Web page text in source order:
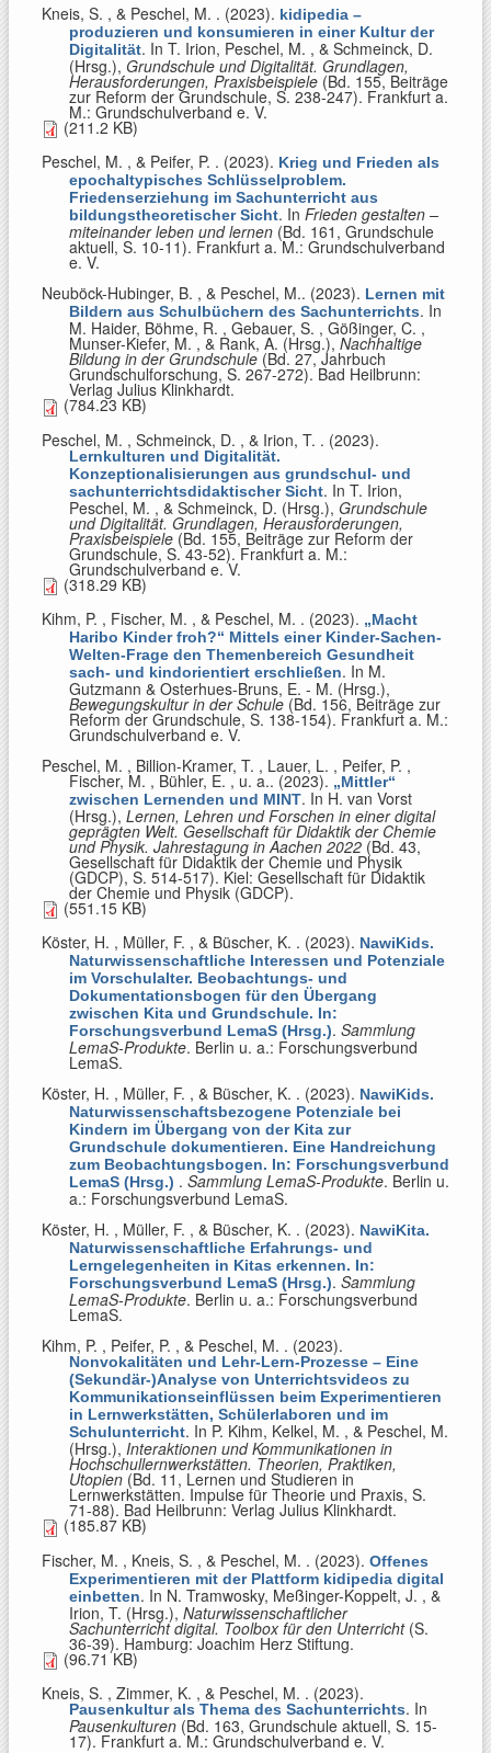
Kneis, S. , & Peschel, M. . (2023). kidipedia –
produzieren und konsumieren in einer Kultur der
Digitalität. In T. Irion, Peschel, M. , & Schmeinck, D.
(Hrsg.), Grundschule und Digitalität. Grundlagen,
Herausforderungen, Praxisbeispiele (Bd. 155, Beiträge
zur Reform der Grundschule, S. 238-247). Frankfurt a.
M.: Grundschulverband e. V.
(211.2 KB)
Peschel, M. , & Peifer, P. . (2023). Krieg und Frieden als
epochaltypisches Schlüsselproblem.
Friedenserziehung im Sachunterricht aus
bildungstheoretischer Sicht. In Frieden gestalten –
miteinander leben und lernen (Bd. 161, Grundschule
aktuell, S. 10-11). Frankfurt a. M.: Grundschulverband
e. V.
Neuböck-Hubinger, B. , & Peschel, M.. (2023). Lernen mit
Bildern aus Schulbüchern des Sachunterrichts. In
M. Haider, Böhme, R. , Gebauer, S. , Gößinger, C. ,
Munser-Kiefer, M. , & Rank, A. (Hrsg.), Nachhaltige
Bildung in der Grundschule(Bd. 27, Jahrbuch
Grundschulforschung, S. 267-272). Bad Heilbrunn:
Verlag Julius Klinkhardt.
(784.23 KB)
Peschel, M. , Schmeinck, D. , & Irion, T. . (2023).
Lernkulturen und Digitalität.
Konzeptionalisierungen aus grundschul- und
sachunterrichtsdidaktischer Sicht. In T. Irion,
Peschel, M. , & Schmeinck, D. (Hrsg.), Grundschule
und Digitalität. Grundlagen, Herausforderungen,
Praxisbeispiele (Bd. 155, Beiträge zur Reform der
Grundschule, S. 43-52). Frankfurt a. M.:
Grundschulverband e. V.
(318.29 KB)
Kihm, P. , Fischer, M. , & Peschel, M. . (2023). „Macht
Haribo Kinder froh?“ Mittels einer Kinder-Sachen-
Welten-Frage den Themenbereich Gesundheit
sach- und kindorientiert erschließen. In M.
Gutzmann & Osterhues-Bruns, E. - M. (Hrsg.),
Bewegungskultur in der Schule (Bd. 156, Beiträge zur
Reform der Grundschule, S. 138-154). Frankfurt a. M.:
Grundschulverband e. V.
Peschel, M. , Billion-Kramer, T. , Lauer, L. , Peifer, P. ,
Fischer, M. , Bühler, E. , u. a.. (2023). „Mittler“
zwischen Lernenden und MINT. In H. van Vorst
(Hrsg.), Lernen, Lehren und Forschen in einer digital
geprägten Welt. Gesellschaft für Didaktik der Chemie
und Physik. Jahrestagung in Aachen 2022 (Bd. 43,
Gesellschaft für Didaktik der Chemie und Physik
(GDCP), S. 514-517). Kiel: Gesellschaft für Didaktik
der Chemie und Physik (GDCP).
(551.15 KB)
Köster, H. , Müller, F. , & Büscher, K. . (2023). NawiKids.
Naturwissenschaftliche Interessen und Potenziale
im Vorschulalter. Beobachtungs- und
Dokumentationsbogen für den Übergang
zwischen Kita und Grundschule. In:
Forschungsverbund LemaS (Hrsg.). Sammlung
LemaS-Produkte. Berlin u. a.: Forschungsverbund
LemaS.
Köster, H. , Müller, F. , & Büscher, K. . (2023). NawiKids.
Naturwissenschaftsbezogene Potenziale bei
Kindern im Übergang von der Kita zur
Grundschule dokumentieren. Eine Handreichung
zum Beobachtungsbogen. In: Forschungsverbund
LemaS (Hrsg.) . Sammlung LemaS-Produkte. Berlin u.
a.: Forschungsverbund LemaS.
Köster, H. , Müller, F. , & Büscher, K. . (2023). NawiKita.
Naturwissenschaftliche Erfahrungs- und
Lerngelegenheiten in Kitas erkennen. In:
Forschungsverbund LemaS (Hrsg.). Sammlung
LemaS-Produkte. Berlin u. a.: Forschungsverbund
LemaS.
Kihm, P. , Peifer, P. , & Peschel, M. . (2023).
Nonvokalitäten und Lehr-Lern-Prozesse – Eine
(Sekundär-)Analyse von Unterrichtsvideos zu
Kommunikationseinflüssen beim Experimentieren
in Lernwerkstätten, Schülerlaboren und im
Schulunterricht. In P. Kihm, Kelkel, M. , & Peschel, M.
(Hrsg.), Interaktionen und Kommunikationen in
Hochschullernwerkstätten. Theorien, Praktiken,
Utopien (Bd. 11, Lernen und Studieren in
Lernwerkstätten. Impulse für Theorie und Praxis, S.
71-88). Bad Heilbrunn: Verlag Julius Klinkhardt.
(185.87 KB)
Fischer, M. , Kneis, S. , & Peschel, M. . (2023). Offenes
Experimentieren mit der Plattform kidipedia digital
einbetten. In N. Tramwosky, Meßinger-Koppelt, J. , &
Irion, T. (Hrsg.), Naturwissenschaftlicher
Sachunterricht digital. Toolbox für den Unterricht(S.
36-39). Hamburg: Joachim Herz Stiftung.
(96.71 KB)
Kneis, S. , Zimmer, K. , & Peschel, M. . (2023).
Pausenkultur als Thema des Sachunterrichts. In
Pausenkulturen (Bd. 163, Grundschule aktuell, S. 15-
17). Frankfurt a. M.: Grundschulverband e. V.